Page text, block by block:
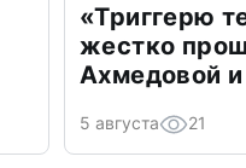
«Триггерю
жестко
Ахмедовой и
5 августа 21